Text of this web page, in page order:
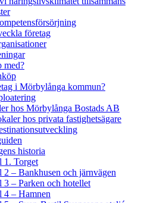
företag
med?
i Mörbylånga kommun?
hos Mörbylånga Bostads AB
hos privata fastighetsägare
historia
1. Torget
2 – Bankhusen och järnvägen
3 – Parken och hotellet
4 – Hamnen